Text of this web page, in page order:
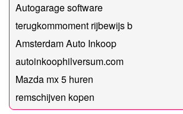
Autogarage software
terugkommoment rijbewijs b
Amsterdam Auto Inkoop
autoinkoophilversum.com
Mazda mx 5 huren
remschijven kopen